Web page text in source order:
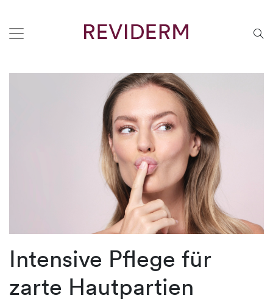
Intensive Pflege für
zarte Hautpartien